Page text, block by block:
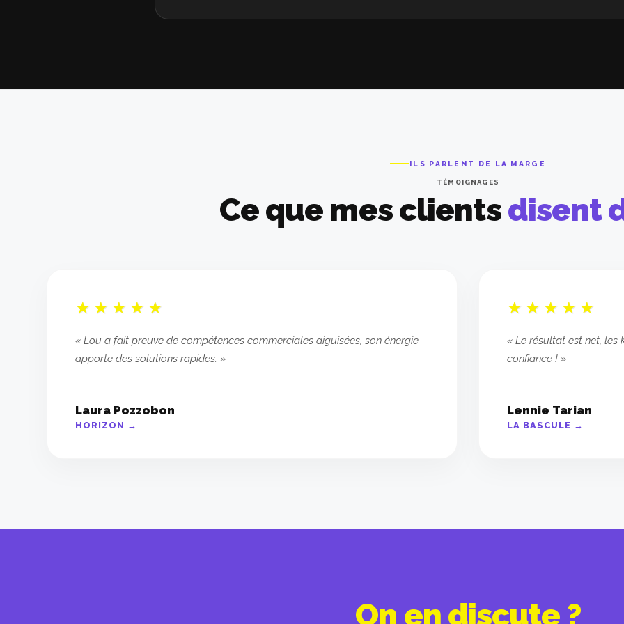
ILS PARLENT DE LA MARGE
TÉMOIGNAGES
Ce que mes clientsdisent
« Lou a fait preuve de compétences commerciales aiguisées, son énergie
apporte des solutions rapides. »
Laura Pozzobon
HORIZON →
« Le résultat est net, les
confiance ! »
Lennie Tarian
LA BASCULE →
On en discute ?